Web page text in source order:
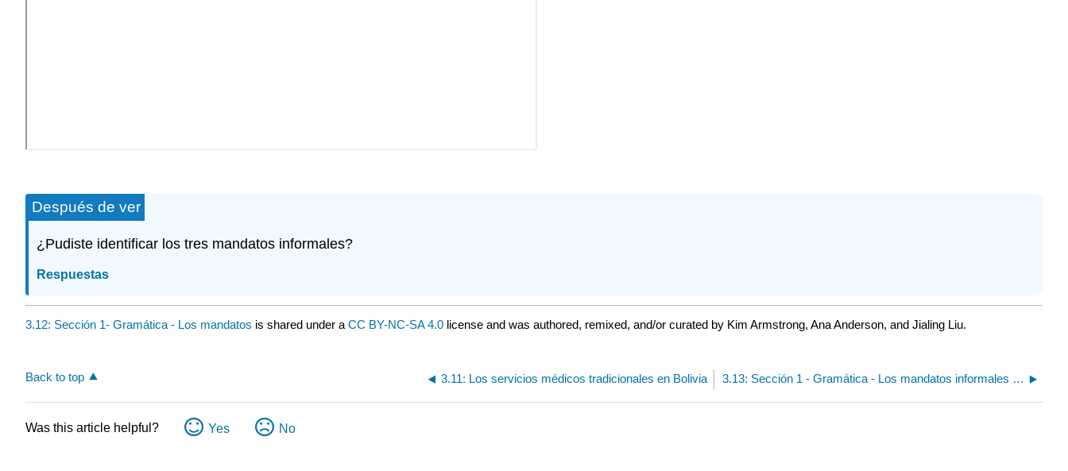
Después de ver
¿Pudiste identificar los tres mandatos informales?
Respuestas
3.12: Sección 1- Gramática - Los mandatos is shared under a CC BY-NC-SA 4.0 license and was authored, remixed, and/or curated by Kim Armstrong, Ana Anderson, and Jialing Liu.
Back to top 3.11: Los servicios médicos tradicionales en Bolivia 3.13: Sección 1 - Gramática - Los mandatos informales (Repaso)
Was this article helpful? Yes No